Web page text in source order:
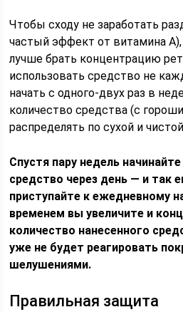
Чтобы сходу не заработать
частый эффект от витамина
лучше брать концентрацию
использовать средство не
начать с одного-двух раз в
количество средства (с
распределять по сухой и
Спустя пару недель
средство через день — и так
приступайте к ежедневному
временем вы увеличите и
количество нанесенного
уже не будет реагировать
шелушениями.
Правильная защита